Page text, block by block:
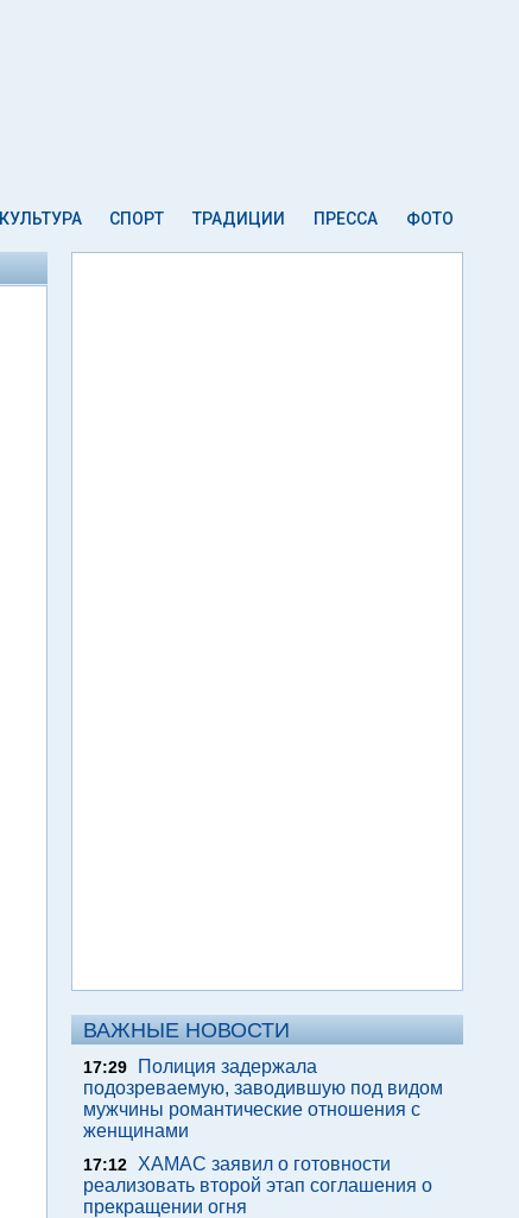
КУЛЬТУРА СПОРТ ТРАДИЦИИ ПРЕССА ФОТО
ВАЖНЫЕ НОВОСТИ
17:29
Полиция задержала
подозреваемую, заводившую под видом
мужчины романтические отношения с
женщинами
17:12
ХАМАС заявил о готовности
реализовать второй этап соглашения о
прекращении огня